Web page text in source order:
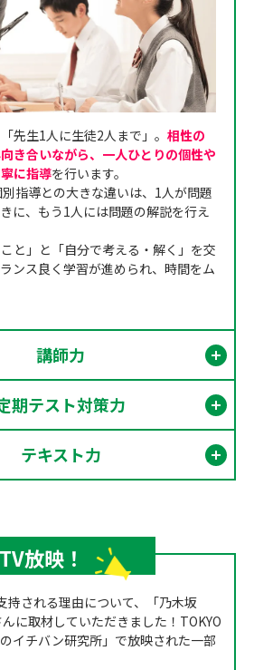
先生1人に生徒2人まで」。 相性の
き合いながら、一人ひとりの個性や
に指導を行います。
指導との大きな違いは、1人が問題
に、もう1人には問題の解説を行え
と」と「自分で考える・解く」を交
ンス良く学習が進められ、時間をム
講師力
期テスト対策力
テキスト力
TV放映！
持される理由について、「乃木坂
に取材していただきました！TOKYO
イチバン研究所」で放映された一部